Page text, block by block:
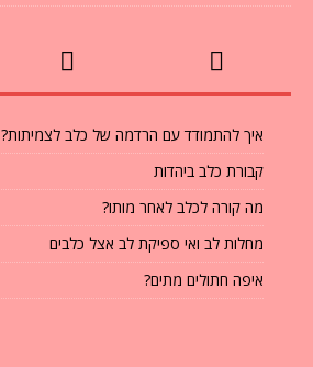
איך להתמודד עם הרדמה של כלב לצמיתות?
קבורת כלב ביהדות
מה קורה לכלב לאחר מותו?
מחלות לב ואי ספיקת לב אצל כלבים
איפה חתולים מתים?